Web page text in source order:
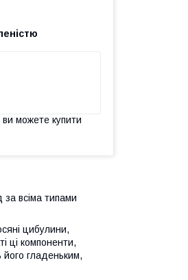
ви можете купити
всіма типами
цибулини,
ці компоненти,
його гладеньким,